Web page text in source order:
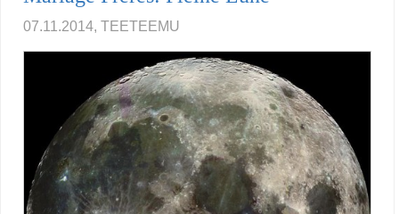
07.11.2014, TEETEEMU